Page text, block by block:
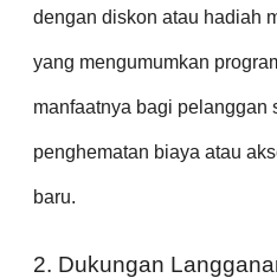
dengan diskon atau hadiah
yang mengumumkan
manfaatnya bagi pelanggan
penghematan biaya atau
baru.
2. Dukungan